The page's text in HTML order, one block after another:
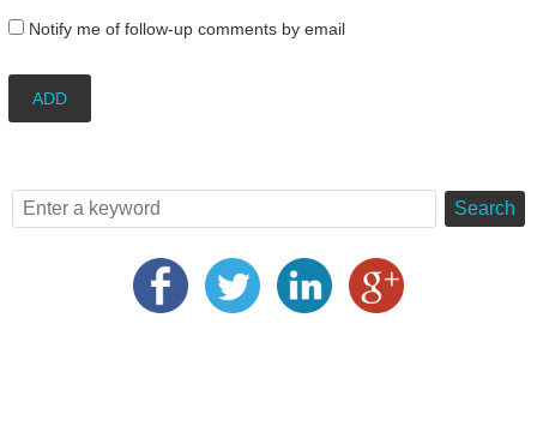
Notify me of follow-up comments by email
ADD
Search